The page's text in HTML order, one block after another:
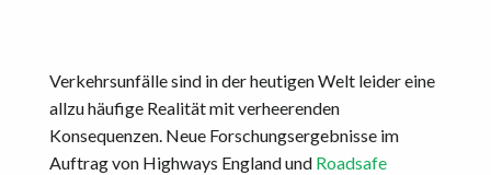
Verkehrsunfälle sind in der heutigen Welt leider eine
allzu häufige Realität mit verheerenden
Konsequenzen. Neue Forschungsergebnisse im
Auftrag von Highways England und Roadsafe